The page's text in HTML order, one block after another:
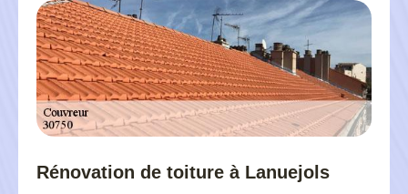
Rénovation de toiture à Lanuejols